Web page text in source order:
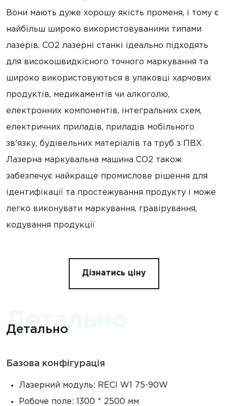
Вони мають дуже хорошу якість променя, і тому є
найбільш широко використовуваними типами
лазерів. CO2 лазерні станкі ідеально підходять
для високошвидкісного точного маркування та
широко використовуються в упаковці харчових
продуктів, медикаментів чи алкоголю,
електронних компонентів, інтегральних схем,
електричних приладів, приладів мобільного
зв'язку, будівельних матеріалів та труб з ПВХ.
Лазерна маркувальна машина CO2 також
забезпечує найкраще промислове рішення для
ідентифікації та простежування продукту і може
легко виконувати маркування, гравірування,
кодування продукції
Дізнатись ціну
Детально
Детально
Базова конфігурація
Лазерний модуль: RECI W1 75-90W
Робоче поле: 1300 * 2500 мм